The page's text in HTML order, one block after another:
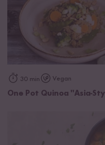
30 min Vegan
One Pot Quinoa "Asia-